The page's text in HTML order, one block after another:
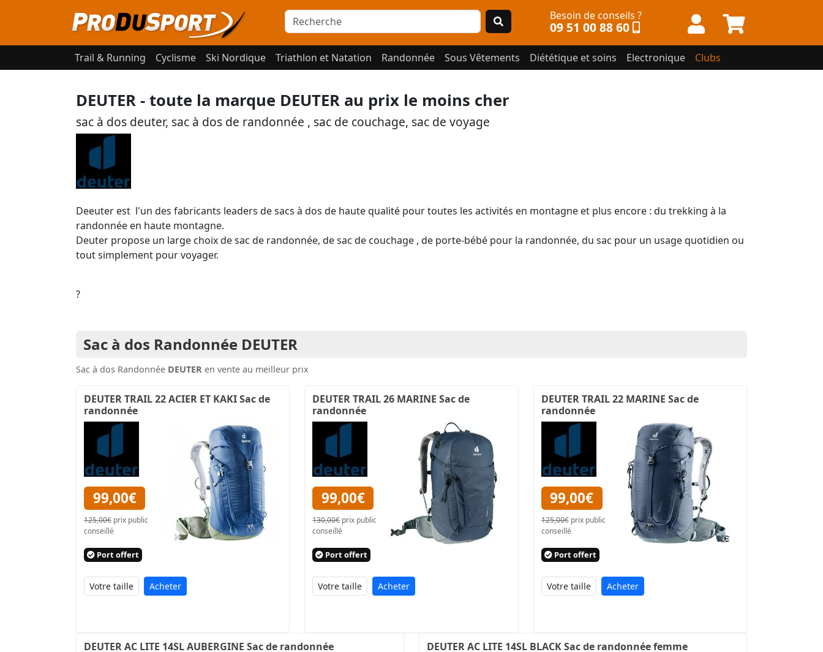
Besoin de conseils ?
09 51 00 88 60
Trail & Running Cyclisme Ski Nordique Triathlon et Natation Randonnée Sous Vêtements Diététique et soins Electronique Clubs
DEUTER - toute la marque DEUTER au prix le moins cher
sac à dos deuter, sac à dos de randonnée , sac de couchage, sac de voyage
Deeuter est l'un des fabricants leaders de sacs à dos de haute qualité pour toutes les activités en montagne et plus encore : du trekking à la
randonnée en haute montagne.
Deuter propose un large choix de sac de randonnée, de sac de couchage , de porte-bébé pour la randonnée, du sac pour un usage quotidien ou
tout simplement pour voyager.
?
Sac à dos Randonnée DEUTER
Sac à dos Randonnée DEUTER en vente au meilleur prix
DEUTER TRAIL 22 ACIER ET KAKI Sac de
randonnée
99,00€
125,00€ prix public
conseillé
Port offert
Acheter
DEUTER TRAIL 26 MARINE Sac de
randonnée
99,00€
130,00€ prix public
conseillé
Port offert
Acheter
DEUTER TRAIL 22 MARINE Sac de
randonnée
99,00€
125,00€ prix public
conseillé
Port offert
Acheter
DEUTER AC LITE 14SL AUBERGINE Sac de randonnée DEUTER AC LITE 14SL BLACK Sac de randonnée femme